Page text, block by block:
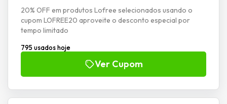
20% OFF em produtos Lofree selecionados usando o
cupom LOFREE20 aproveite o desconto especial por
tempo limitado
795 usados hoje
Ver Cupom